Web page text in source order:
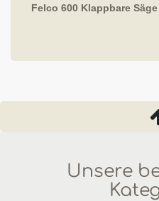
Felco 600 Klappbare Säge
Unsere